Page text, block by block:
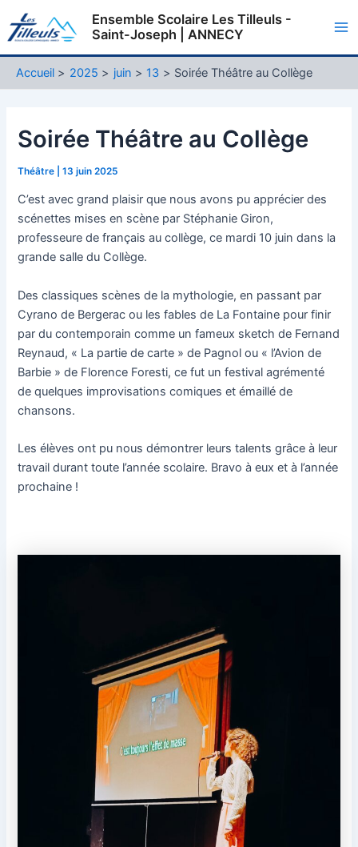
au
Ensemble Scolaire Les Tilleuls -
Saint-Joseph | ANNECY
Accueil 2025 juin 13 Soirée Théâtre au Collège
Soirée Théâtre au Collège
Théâtre |13 juin 2025
C’est avec grand plaisir que nous avons pu apprécier des
scénettes mises en scène par Stéphanie Giron,
professeure de français au collège, ce mardi 10 juin dans la
grande salle du Collège.
Des classiques scènes de la mythologie, en passant par
Cyrano de Bergerac ou les fables de La Fontaine pour finir
par du contemporain comme un fameux sketch de Fernand
Reynaud, « La partie de carte » de Pagnol ou « l’Avion de
Barbie » de Florence Foresti, ce fut un festival agrémenté
de quelques improvisations comiques et émaillé de
chansons.
Les élèves ont pu nous démontrer leurs talents grâce à leur
travail durant toute l’année scolaire. Bravo à eux et à l’année
prochaine !